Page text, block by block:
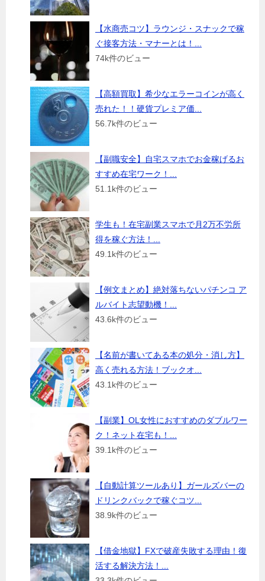
【水商売コツ】ラウンジ・スナックで稼
ぐ接客方法・マナーとは！...
74k件のビュー
【高額買取】希少なエラーコインが高く
売れた！！硬貨プレミア価...
56.7k件のビュー
【副職安全】自宅スマホでお金稼げるお
すすめ在宅ワーク！...
51.1k件のビュー
学生も！在宅副業スマホで月2万不労所
得を稼ぐ方法！...
49.1k件のビュー
【例文まとめ】絶対落ちないパチンコ ア
ルバイト志望動機！...
43.6k件のビュー
【名前が書いてある本の処分・消し方】
高く売れる方法！ブックオ...
43.1k件のビュー
【副業】OL女性におすすめのダブルワー
ク！ネット在宅も！...
39.1k件のビュー
【自動計算ツールあり】ガールズバーの
ドリンクバックで稼ぐコツ...
38.9k件のビュー
【借金地獄】FXで破産失敗する理由！復
活する解決方法！...